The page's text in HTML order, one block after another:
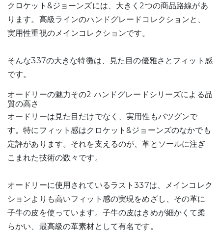
クロケット&ジョーンズには、大きく2つの商品路線があ
ります。高級ラインのハンドグレードコレクションと、
実用性重視のメインコレクションです。
そんな337の大きな特徴は、見た目の優雅さとフィット感
です。
オードリーの魅力その2 ハンドグレードシリーズによる品
質の高さ
オードリーは見た目だけでなく、実用性もバツグンで
す。特にフィット感はクロケット&ジョーンズのなかでも
定評があります。それを支えるのが、革とソールに注ぎ
こまれた技術の数々です。
オードリーに使用されているラスト337は、メインコレク
ションよりも高いフィット感の実現をめざし、その革に
子牛の皮を使っています。子牛の皮はきめが細かくて柔
らかい、最高級の革素材として有名です。